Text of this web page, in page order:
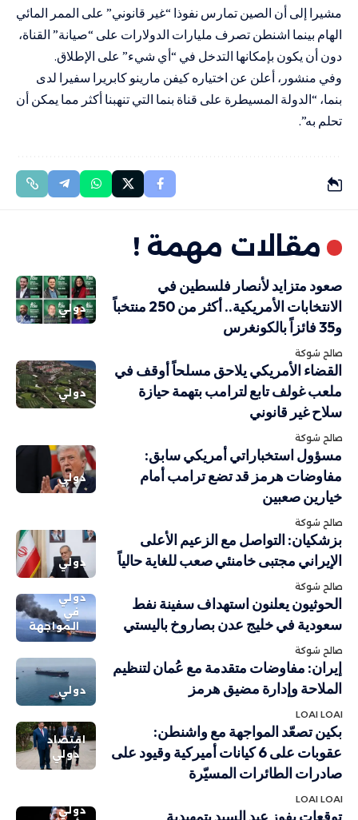
مشيرا إلى أن الصين تمارس نفوذا “غير قانوني” على الممر المائي
الهام بينما اشنطن تصرف مليارات الدولارات على “صيانة” القناة،
دون أن يكون بإمكانها التدخل في “أي شيء” على الإطلاق.
وفي منشور، أعلن عن اختياره كيفن مارينو كابريرا سفيرا لدى
بنما، “الدولة المسيطرة على قناة بنما التي تنهبنا أكثر مما يمكن أن
تحلم به”.
مقالات مهمة !
دولي
صعود متزايد لأنصار فلسطين في
الانتخابات الأمريكية.. أكثر من 250 منتخباً
و35 فائزاً بالكونغرس
صالح شوكة
دولي
القضاء الأمريكي يلاحق مسلحاً أوقف في
ملعب غولف تابع لترامب بتهمة حيازة
سلاح غير قانوني
صالح شوكة
دولي
مسؤول استخباراتي أمريكي سابق:
مفاوضات هرمز قد تضع ترامب أمام
خيارين صعبين
صالح شوكة
دولي
بزشكيان: التواصل مع الزعيم الأعلى
الإيراني مجتبى خامنئي صعب للغاية حالياً
صالح شوكة
دولي
في
المواجهة
الحوثيون يعلنون استهداف سفينة نفط
سعودية في خليج عدن بصاروخ باليستي
صالح شوكة
دولي
إيران: مفاوضات متقدمة مع عُمان لتنظيم
الملاحة وإدارة مضيق هرمز
LOAI LOAI
اقتصاد
دولي
بكين تصعّد المواجهة مع واشنطن:
عقوبات على 6 كيانات أميركية وقيود على
صادرات الطائرات المسيّرة
LOAI LOAI
دولي
توقعات بفوز عبد السيد بتمهيدية